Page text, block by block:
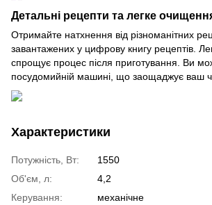
Детальні рецепти та легке
Отримайте натхнення від різноманітних
завантажених у цифрову книгу рецептів.
спрощує процес після приготування. Ви
посудомийній машині, що заощаджує ваш
Характеристики
Потужність, Вт:
1550
Об'єм, л:
4,2
Керування:
механічне